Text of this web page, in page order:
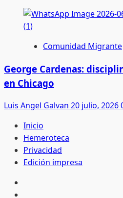
Comunidad Migrante
George Cardenas:
en Chicago
Luis Angel Galvan 20 julio, 2026
Inicio
Hemeroteca
Privacidad
Edición impresa